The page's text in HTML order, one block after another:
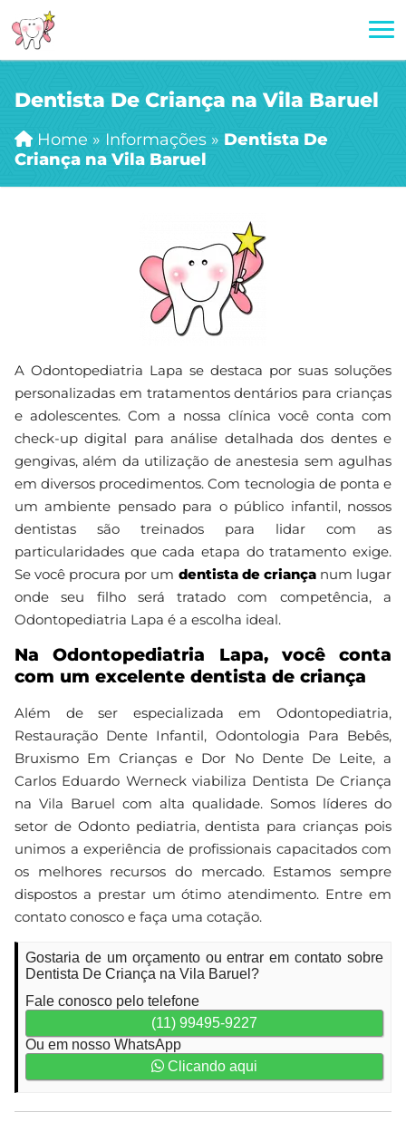
Dentista De Criança na Vila Baruel
Home » Informações » Dentista De
Criança na Vila Baruel
A Odontopediatria Lapa se destaca por suas soluções
personalizadas em tratamentos dentários para crianças
e adolescentes. Com a nossa clínica você conta com
check-up digital para análise detalhada dos dentes e
gengivas, além da utilização de anestesia sem agulhas
em diversos procedimentos. Com tecnologia de ponta e
um ambiente pensado para o público infantil, nossos
dentistas são treinados para lidar com as
particularidades que cada etapa do tratamento exige.
Se você procura por um dentista de criançanum lugar
onde seu filho será tratado com competência, a
Odontopediatria Lapa é a escolha ideal.
Na Odontopediatria Lapa, você conta
com um excelente dentista de criança
Além de ser especializada em Odontopediatria,
Restauração Dente Infantil, Odontologia Para Bebês,
Bruxismo Em Crianças e Dor No Dente De Leite, a
Carlos Eduardo Werneck viabiliza Dentista De Criança
na Vila Baruel com alta qualidade. Somos líderes do
setor de Odonto pediatria, dentista para crianças pois
unimos a experiência de profissionais capacitados com
os melhores recursos do mercado. Estamos sempre
dispostos a prestar um ótimo atendimento. Entre em
contato conosco e faça uma cotação.
Gostaria de um orçamento ou entrar em contato sobre
Dentista De Criança na Vila Baruel?
Fale conosco pelo telefone
(11) 99495-9227
Ou em nosso WhatsApp
Clicando aqui